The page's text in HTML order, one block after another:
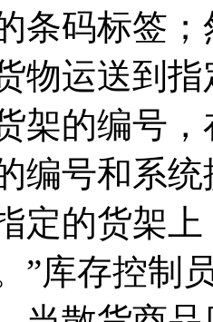
条码标签
物运送到
架的编号
编号和系
定的货架
”库存控制